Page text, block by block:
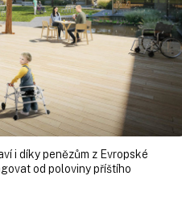
i díky penězům z Evropské
od poloviny příštího